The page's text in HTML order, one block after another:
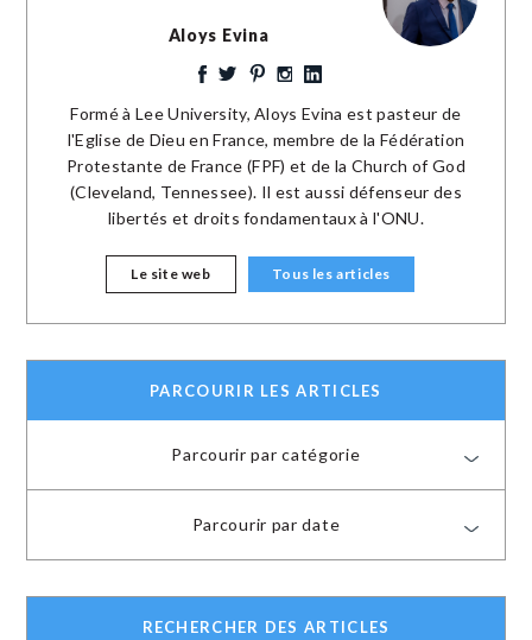
Aloys Evina
Formé à Lee University, Aloys Evina est pasteur de
l'Eglise de Dieu en France, membre de la Fédération
Protestante de France (FPF) et de la Church of God
(Cleveland, Tennessee). Il est aussi défenseur des
libertés et droits fondamentaux à l'ONU.
Le site web Tous les articles
PARCOURIR LES ARTICLES
Parcourir par catégorie
Parcourir par date
RECHERCHER DES ARTICLES